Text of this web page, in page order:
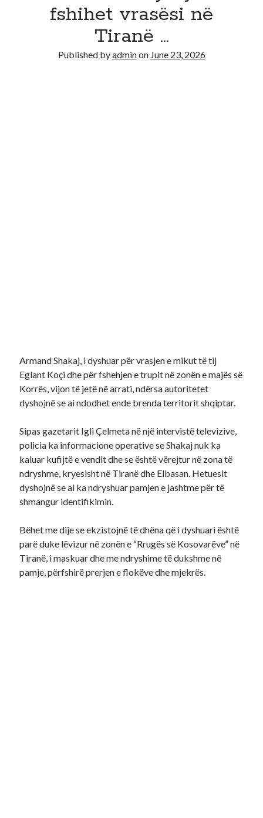
Recent Comments
No comments to show.
fshihet vrasësi në
Tiranë …
Published byadminon June 23, 2026
Armand Shakaj, i dyshuar për vrasjen e mikut të tij
Eglant Koçi dhe për fshehjen e trupit në zonën e majës së
Korrës, vijon të jetë në arrati, ndërsa autoritetet
dyshojnë se ai ndodhet ende brenda territorit shqiptar.
Sipas gazetarit Igli Çelmeta në një intervistë televizive,
policia ka informacione operative se Shakaj nuk ka
kaluar kufijtë e vendit dhe se është vërejtur në zona të
ndryshme, kryesisht në Tiranë dhe Elbasan. Hetuesit
dyshojnë se ai ka ndryshuar pamjen e jashtme për të
shmangur identifikimin.
Bëhet me dije se ekzistojnë të dhëna që i dyshuari është
parë duke lëvizur në zonën e “Rrugës së Kosovarëve” në
Tiranë, i maskuar dhe me ndryshime të dukshme në
pamje, përfshirë prerjen e flokëve dhe mjekrës.